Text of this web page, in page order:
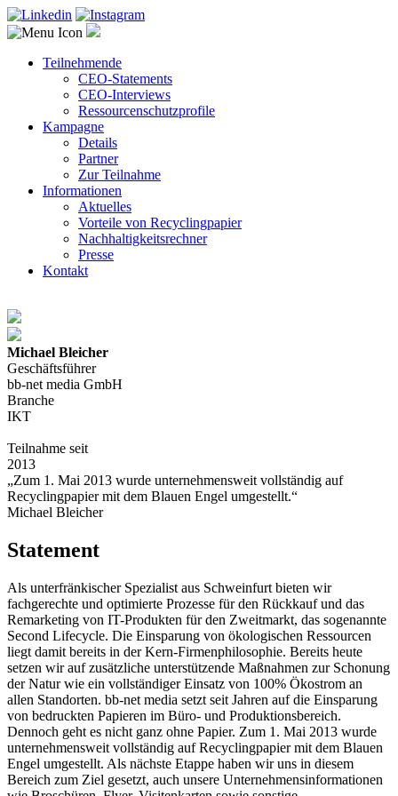
Teilnehmende
CEO-Statements
CEO-Interviews
Ressourcenschutzprofile
Kampagne
Details
Partner
Zur Teilnahme
Informationen
Aktuelles
Vorteile von Recyclingpapier
Nachhaltigkeitsrechner
Presse
Kontakt
Michael Bleicher
Geschäftsführer
bb-net media GmbH
Branche
IKT
Teilnahme seit
2013
„Zum 1. Mai 2013 wurde unternehmensweit vollständig auf
Recyclingpapier mit dem Blauen Engel umgestellt.“
Michael Bleicher
Statement
Als unterfränkischer Spezialist aus Schweinfurt bieten wir
fachgerechte und optimierte Prozesse für den Rückkauf und das
Remarketing von IT-Produkten für den Zweitmarkt, das sogenannte
Second Lifecycle. Die Einsparung von ökologischen Ressourcen
liegt damit bereits in der Kern-Firmenphilosophie. Bereits heute
setzen wir auf zusätzliche unterstützende Maßnahmen zur Schonung
der Natur wie ein vollständiger Einsatz von 100% Ökostrom an
allen Standorten. bb-net media setzt seit Jahren auf die Einsparung
von bedruckten Papieren im Büro- und Produktionsbereich.
Dennoch geht es nicht ganz ohne Papier. Zum 1. Mai 2013 wurde
unternehmensweit vollständig auf Recyclingpapier mit dem Blauen
Engel umgestellt. Als nächste Etappe haben wir uns in diesem
Bereich zum Ziel gesetzt, auch unsere Unternehmensinformationen